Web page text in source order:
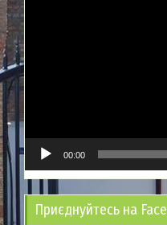
00:00
Приєднуйтесь на